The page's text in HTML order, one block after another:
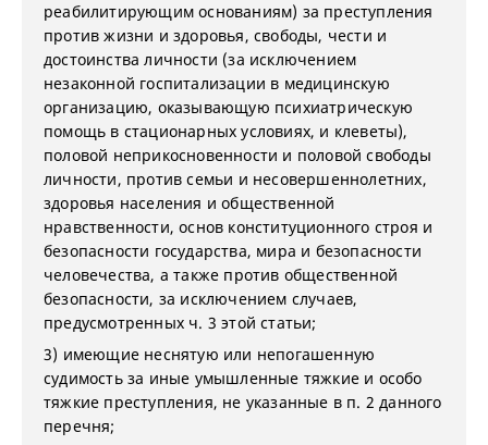
реабилитирующим основаниям) за преступления
против жизни и здоровья, свободы, чести и
достоинства личности (за исключением
незаконной госпитализации в медицинскую
организацию, оказывающую психиатрическую
помощь в стационарных условиях, и клеветы),
половой неприкосновенности и половой свободы
личности, против семьи и несовершеннолетних,
здоровья населения и общественной
нравственности, основ конституционного строя и
безопасности государства, мира и безопасности
человечества, а также против общественной
безопасности, за исключением случаев,
предусмотренных ч. 3 этой статьи;
3) имеющие неснятую или непогашенную
судимость за иные умышленные тяжкие и особо
тяжкие преступления, не указанные в п. 2 данного
перечня;